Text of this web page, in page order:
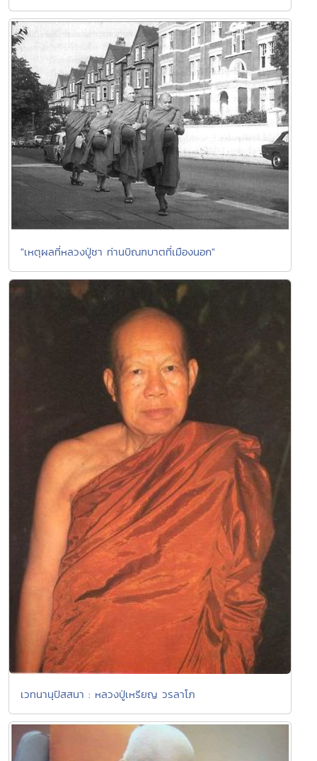
"เหตุผลที่หลวงปู่ชา ท่านบิณฑบาตที่เมืองนอก"
เวทนานุปัสสนา : หลวงปู่เหรียญ วรลาโภ